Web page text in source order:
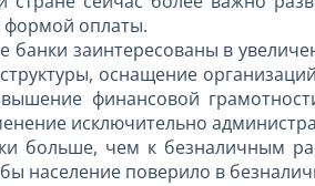
оплаты.
заинтересованы в
оснащение
финансовой
исключительно
больше, чем к безналичным
население поверило в